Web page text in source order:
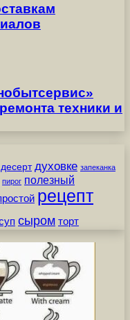
техники и
десерт духовке запеканка
пирог полезный
рецепт
сыром торт